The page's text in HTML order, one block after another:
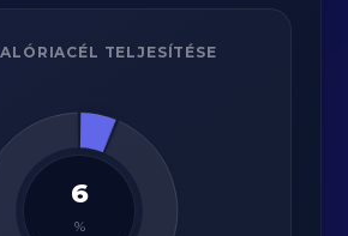
TELJESÍTÉSE
6
%